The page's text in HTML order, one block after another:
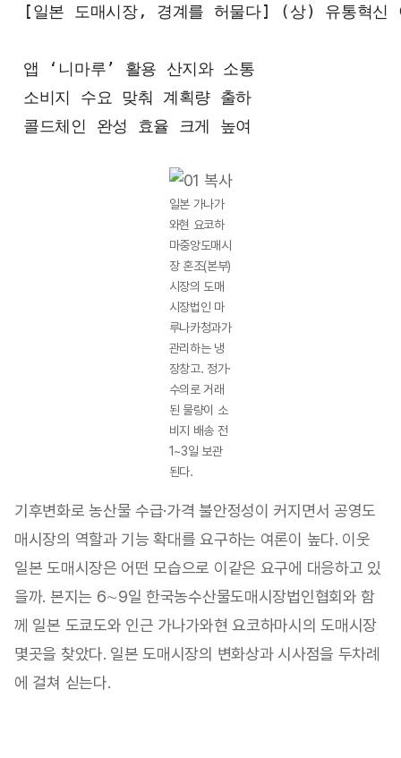
[일본 도매시장, 경계를 허물다] (상) 유통혁신
앱 ‘니마루’ 활용 산지와 소통
소비지 수요 맞춰 계획량 출하
콜드체인 완성 효율 크게 높여
일본 가나가
와현 요코하
마중앙도매시
장 혼조(본부)
시장의 도매
시장법인 마
루나카청과가
관리하는 냉
장창고. 정가·
수의로 거래
된 물량이 소
비지 배송 전
1~3일 보관
된다.
기후변화로 농산물 수급·가격 불안정성이 커지면서 공영도
매시장의 역할과 기능 확대를 요구하는 여론이 높다. 이웃
일본 도매시장은 어떤 모습으로 이같은 요구에 대응하고 있
을까. 본지는 6∼9일 한국농수산물도매시장법인협회와 함
께 일본 도쿄도와 인근 가나가와현 요코하마시의 도매시장
몇곳을 찾았다. 일본 도매시장의 변화상과 시사점을 두차례
에 걸쳐 싣는다.